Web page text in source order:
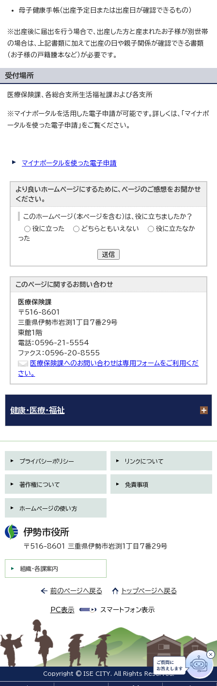
母子健康手帳（出産予定日または出産日が確認できるもの）
※出産後に届出を行う場合で、出産した方と産まれたお子様が別世帯
の場合は、上記書類に加えて出産の日や親子関係が確認できる書類
（お子様の戸籍謄本など）が必要です。
受付場所
医療保険課、各総合支所生活福祉課および各支所
※マイナポータルを活用した電子申請が可能です。詳しくは、「マイナポ
ータルを使った電子申請」をご覧ください。
マイナポータルを使った電子申請
より良いホームページにするために、ページのご感想をお聞かせ
ください。
このホームページ（本ページを含む）は、役に立ちましたか？
役に立った
どちらともいえない
役に立たなか
った
送信
このページに関するお問い合わせ
医療保険課
〒516-8601
三重県伊勢市岩渕1丁目7番29号
東館1階
電話：0596-21-5554
ファクス：0596-20-8555
医療保険課へのお問い合わせは専用フォームをご利用くだ
さい。
健康・医療・福祉
プライバシーポリシー リンクについて
著作権について 免責事項
ホームページの使い方
伊勢市役所
〒516-8601 三重県伊勢市岩渕1丁目7番29号
組織・各課案内
前のページへ戻る トップページへ戻る
PC表示 スマートフォン表示
Copyright © ISE CITY. All Rights Reserved.